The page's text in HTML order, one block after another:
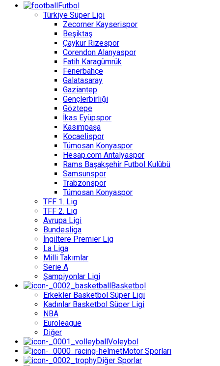
Futbol
Türkiye Süper Ligi
Zecorner Kayserispor
Beşiktaş
Çaykur Rizespor
Corendon Alanyaspor
Fatih Karagümrük
Fenerbahçe
Galatasaray
Gaziantep
Gençlerbirliği
Göztepe
İkas Eyüpspor
Kasımpaşa
Kocaelispor
Tümosan Konyaspor
Hesap.com Antalyaspor
Rams Başakşehir Futbol Kulübü
Samsunspor
Trabzonspor
Tümosan Konyaspor
TFF 1. Lig
TFF 2. Lig
Avrupa Ligi
Bundesliga
İngiltere Premier Lig
La Liga
Milli Takımlar
Serie A
Şampiyonlar Ligi
Basketbol
Erkekler Basketbol Süper Ligi
Kadınlar Basketbol Süper Ligi
NBA
Euroleague
Diğer
Voleybol
Motor Sporları
Diğer Sporlar